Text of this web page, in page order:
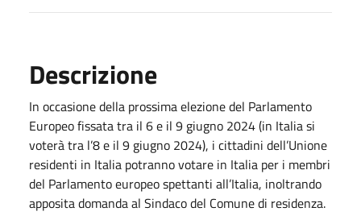
Descrizione
In occasione della prossima elezione del Parlamento
Europeo fissata tra il 6 e il 9 giugno 2024 (in Italia si
voterà tra l’8 e il 9 giugno 2024), i cittadini dell’Unione
residenti in Italia potranno votare in Italia per i membri
del Parlamento europeo spettanti all’Italia, inoltrando
apposita domanda al Sindaco del Comune di residenza.